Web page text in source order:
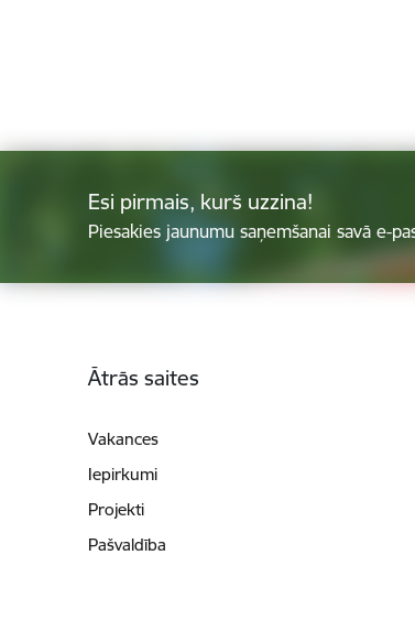
Esi pirmais, kurš uzzina!
Piesakies jaunumu saņemšanai savā e-
Ātrās saites
Vakances
Iepirkumi
Projekti
Pašvaldība